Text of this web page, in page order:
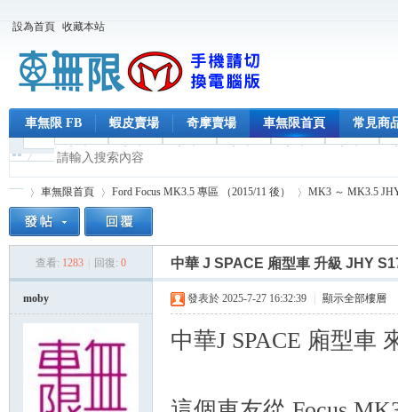
設為首頁 收藏本站
車無限 FB 蝦皮賣場 奇摩賣場 車無限首頁 常見商
車無限首頁
›
Ford Focus MK3.5 專區 （2015/11 後）
›
MK3 ～ MK3.5
查看: 1283 回復: 0 中華 J SPACE 廂型車 升級 JHY
moby 發表於 2025-7-27 16:32:39 顯示全部樓層
中華J SPACE 廂型車